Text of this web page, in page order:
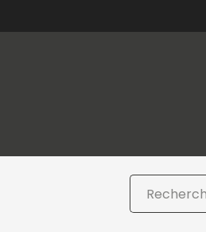
Rechercher